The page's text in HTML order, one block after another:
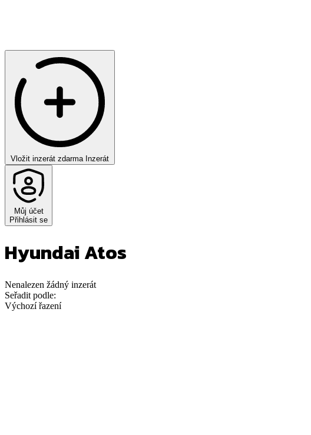
Vložit inzerát zdarma Inzerát
Můj účet
Přihlásit se
Hyundai Atos
Nenalezen žádný inzerát
Seřadit podle:
Výchozí řazení